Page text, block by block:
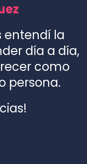
entendí la
día a día,
como
persona.